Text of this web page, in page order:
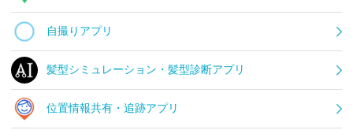
自撮りアプリ
髪型シミュレーション・髪型診断アプリ
位置情報共有・追跡アプリ